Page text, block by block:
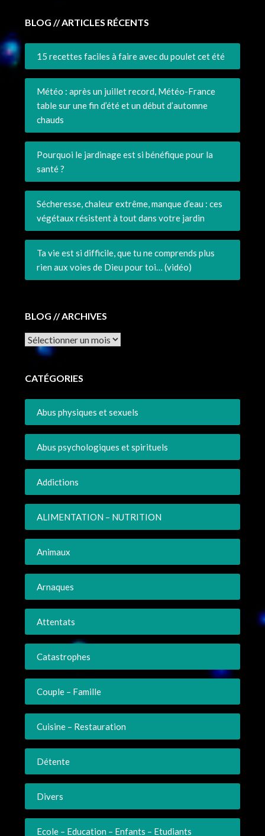
BLOG // ARTICLES RÉCENTS
15 recettes faciles à faire avec du poulet cet été
Météo : après un juillet record, Météo-France
table sur une fin d’été et un début d’automne
chauds
Pourquoi le jardinage est si bénéfique pour la
santé ?
Sécheresse, chaleur extrême, manque d’eau : ces
végétaux résistent à tout dans votre jardin
Ta vie est si difficile, que tu ne comprends plus
rien aux voies de Dieu pour toi… (vidéo)
BLOG // ARCHIVES
Archives
CATÉGORIES
Abus physiques et sexuels
Abus psychologiques et spirituels
Addictions
ALIMENTATION – NUTRITION
Animaux
Arnaques
Attentats
Catastrophes
Couple – Famille
Cuisine – Restauration
Détente
Divers
Ecole – Education – Enfants – Etudiants